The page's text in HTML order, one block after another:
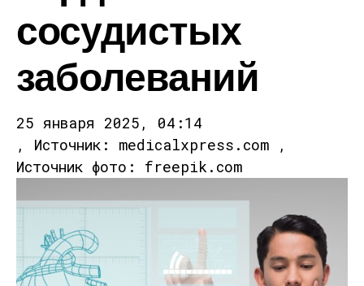
сосудистых
заболеваний
25 января 2025, 04:14
, Источник: medicalxpress.com ,
Источник фото: freepik.com